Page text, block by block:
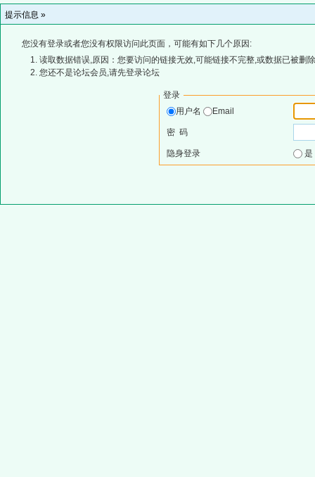
提示信息 »
您没有登录或者您没有权限访问此页面，可能有如下几个原因:
读取数据错误,原因：您要访问的链接无效,可能链接不完整,或数据已被删
您还不是论坛会员,请先登录论坛
登录
用户名
Email
密 码
隐身登录